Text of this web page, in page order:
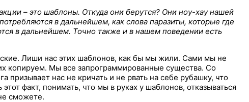
– это шаблоны. Откуда они берутся? Они ноу-хау нашей
в дальнейшем, как слова паразиты, которые где
в дальнейшем. Точно также и в нашем поведении есть
Лиши нас этих шаблонов, как бы мы жили. Сами мы не
копируем. Мы все запрограммированные существа. Со
нас не кричать и не рвать на себе рубашку, что
факт, понимать, что мы в руках у шаблонов, отказываться
сможете.